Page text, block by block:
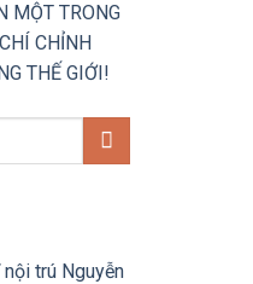
MỘT TRONG
CHỈNH
THẾ GIỚI!
trú Nguyễn